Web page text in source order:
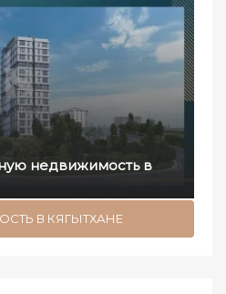
недвижимость в
В КЯГЫТХАНЕ